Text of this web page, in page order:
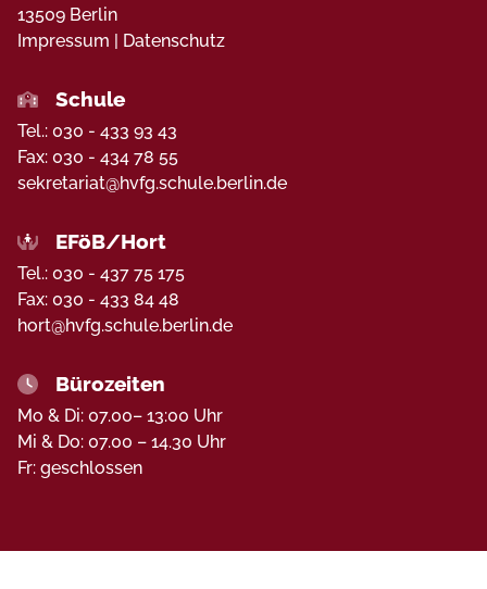
13509 Berlin
Impressum | Datenschutz
Schule
Tel.: 030 - 433 93 43
Fax: 030 - 434 78 55
sekretariat@hvfg.schule.berlin.de
EFöB/Hort
Tel.: 030 - 437 75 175
Fax: 030 - 433 84 48
hort@hvfg.schule.berlin.de
Bürozeiten
Mo & Di: 07.00– 13:00 Uhr
Mi & Do: 07.00 – 14.30 Uhr
Fr: geschlossen